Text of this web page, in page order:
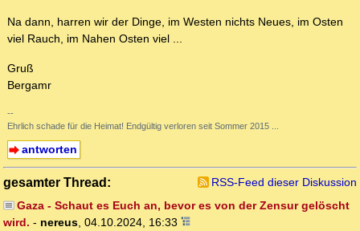
Na dann, harren wir der Dinge, im Westen nichts Neues, im Osten
viel Rauch, im Nahen Osten viel ...
Gruß
Bergamr
--
Ehrlich schade für die Heimat! Endgültig verloren seit Sommer 2015 ...
antworten
gesamter Thread:
RSS-Feed dieser Diskussion
Gaza - Schaut es Euch an, bevor es von der Zensur gelöscht
wird. - nereus, 04.10.2024, 16:33